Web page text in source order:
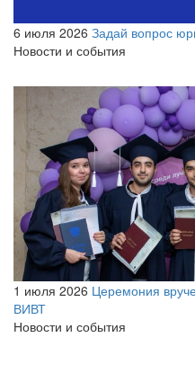
6 июля 2026 Задай вопрос
Новости и события
1 июля 2026 Церемония
ВИВТ
Новости и события